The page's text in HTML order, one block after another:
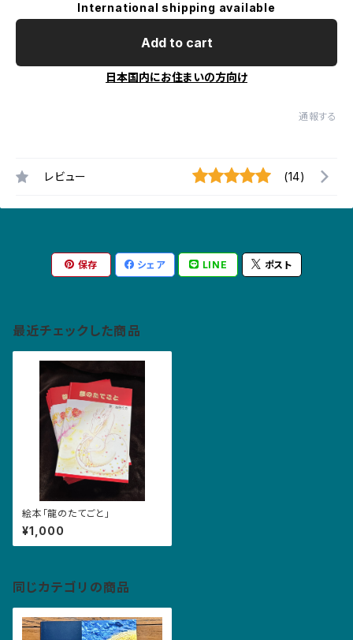
International shipping available
Add to cart
日本国内にお住まいの方向け
通報する
レビュー (14)
保存 シェア LINE ポスト
最近チェックした商品
絵本「龍のたてごと」
¥1,000
同じカテゴリの商品